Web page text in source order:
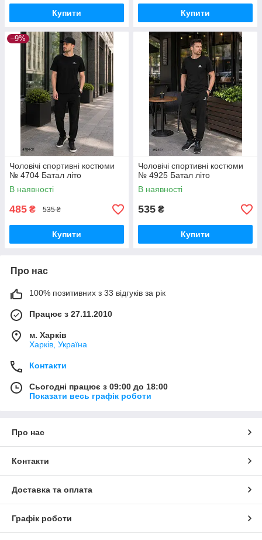
Купити Купити
–9%
Чоловічі спортивні костюми
№ 4704 Батал літо
В наявності
485 ₴ 535 ₴
Купити
Чоловічі спортивні костюми
№ 4925 Батал літо
В наявності
535 ₴
Купити
Про нас
100% позитивних з 33 відгуків за рік
Працює з 27.11.2010
м. Харків
Харків, Україна
Контакти
Сьогодні працює з 09:00 до 18:00
Показати весь графік роботи
Про нас
Контакти
Доставка та оплата
Графік роботи